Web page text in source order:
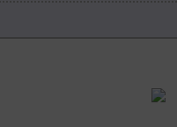
のガイドブック IV. Q&A Q14
めのガイドブック IV. Q&A